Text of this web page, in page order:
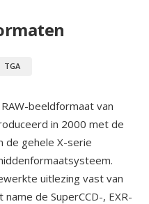
TGA
beeldformaat van
in 2000 met de
de gehele X-serie
uitlezing vast van
de SuperCCD-, EXR-